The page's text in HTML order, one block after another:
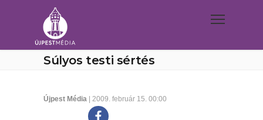
Súlyos testi sértés
Újpest Média | 2009. február 15. 00:00